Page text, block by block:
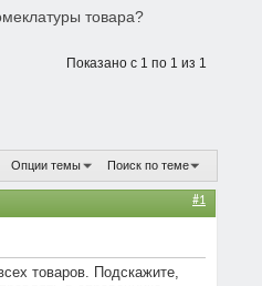
товара?
Показано с 1 по 1 из 1
Опции темы Поиск по теме
#1
товаров. Подскажите,